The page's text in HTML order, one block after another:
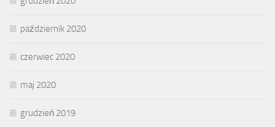
październik 2020
czerwiec 2020
maj 2020
grudzień 2019